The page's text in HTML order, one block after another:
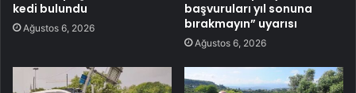
kedi bulundu
Ağustos 6, 2026
başvuruları yıl sonuna
bırakmayın” uyarısı
Ağustos 6, 2026